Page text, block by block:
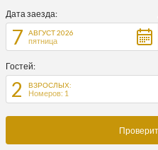
Дата заезда:
7 АВГУСТ 2026
пятница
Гостей:
2 ВЗРОСЛЫХ:
Номеров: 1